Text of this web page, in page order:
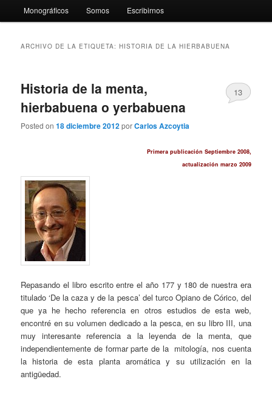
Monográficos Somos Escribirnos
ARCHIVO DE LA ETIQUETA:HISTORIA DE LA HIERBABUENA
Historia de la menta,
hierbabuena o yerbabuena
Posted on18 diciembre 2012porCarlos Azcoytia
13
Primera publicación Septiembre 2008,
actualización marzo 2009
Repasando el libro escrito entre el año 177 y 180 de nuestra era
titulado ‘De la caza y de la pesca’ del turco Opiano de Córico, del
que ya he hecho referencia en otros estudios de esta web,
encontré en su volumen dedicado a la pesca, en su libro III, una
muy interesante referencia a la leyenda de la menta, que
independientemente de formar parte de la mitología, nos cuenta
la historia de esta planta aromática y su utilización en la
antigüedad.